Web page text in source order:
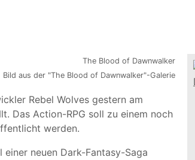
Bild aus der "The Blood of Dawnwalker"-Galerie
Rebel Wolves gestern am
Das Action-RPG soll zu einem noch
werden.
neuen Dark-Fantasy-Saga